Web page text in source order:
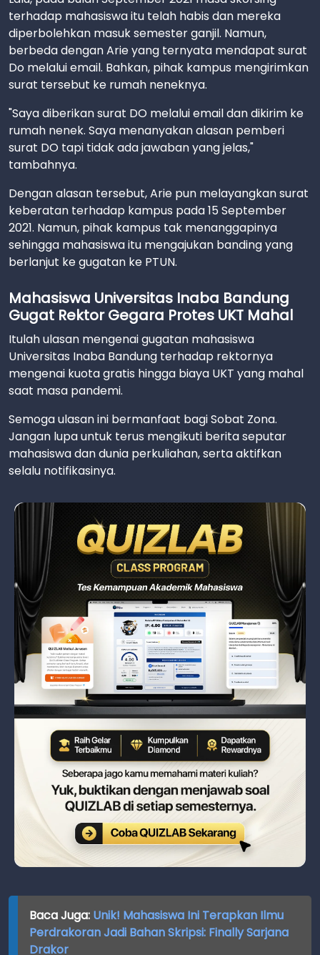
terhadap mahasiswa itu telah habis dan mereka
diperbolehkan masuk semester ganjil. Namun,
berbeda dengan Arie yang ternyata mendapat surat
Do melalui email. Bahkan, pihak kampus mengirimkan
surat tersebut ke rumah neneknya.
"Saya diberikan surat DO melalui email dan dikirim ke
rumah nenek. Saya menanyakan alasan pemberi
surat DO tapi tidak ada jawaban yang jelas,"
tambahnya.
Dengan alasan tersebut, Arie pun melayangkan surat
keberatan terhadap kampus pada 15 September
2021. Namun, pihak kampus tak menanggapinya
sehingga mahasiswa itu mengajukan banding yang
berlanjut ke gugatan ke PTUN.
Mahasiswa Universitas Inaba Bandung
Gugat Rektor Gegara Protes UKT Mahal
Itulah ulasan mengenai gugatan mahasiswa
Universitas Inaba Bandung terhadap rektornya
mengenai kuota gratis hingga biaya UKT yang mahal
saat masa pandemi.
Semoga ulasan ini bermanfaat bagi Sobat Zona.
Jangan lupa untuk terus mengikuti berita seputar
mahasiswa dan dunia perkuliahan, serta aktifkan
selalu notifikasinya.
Baca Juga: Unik! Mahasiswa Ini Terapkan Ilmu
Perdrakoran Jadi Bahan Skripsi: Finally Sarjana
Drakor